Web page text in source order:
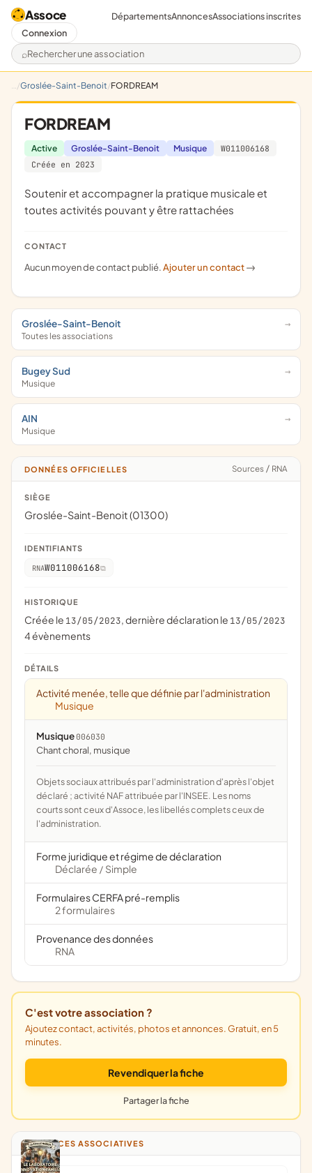
Assoce
Rechercher une association
DépartementsAnnoncesAssociations inscrites
Connexion
Groslée-Saint-Benoit FORDREAM
FORDREAM
Active Groslée-Saint-Benoit Musique
W011006168
Créée en 2023
soutenir et accompagner la pratique musicale et
toutes activités pouvant y être rattachées
CONTACT
Aucun moyen de contact publié.Ajouter un contact ->
Groslée-Saint-Benoit
Toutes les associations
Bugey Sud
Musique
AIN
Musique
DONNÉES OFFICIELLES Sources / RNA
SIÈGE
Groslée-Saint-Benoit (01300)
IDENTIFIANTS
RNAW011006168
HISTORIQUE
Créée le 13/05/2023, dernière déclaration le 13/05/2023
4 évènements
DÉTAILS
Activité menée, telle que définie par l'administration
Musique
Musique 006030
chant choral, musique
Objets sociaux attribués par l'administration d'après l'objet
déclaré ; activité NAF attribuée par l'INSEE. Les noms
courts sont ceux d'Assoce, les libellés complets ceux de
l'administration.
Forme juridique et régime de déclaration
Déclarée / Simple
Formulaires CERFA pré-remplis
2 formulaires
Provenance des données
RNA
C'est votre association ?
Ajoutez contact, activités, photos et annonces. Gratuit, en 5
minutes.
Revendiquer la fiche
Partager la fiche
ANNONCES ASSOCIATIVES